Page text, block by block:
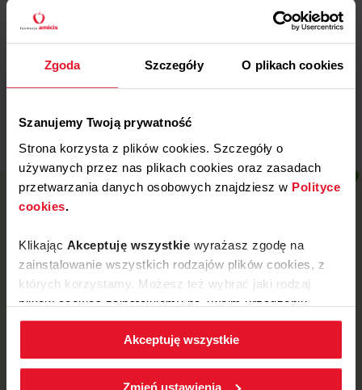
Zgoda Szczegóły O plikach cookies
Szanujemy Twoją prywatność
Strona korzysta z plików cookies. Szczegóły o
używanych przez nas plikach cookies oraz zasadach
przetwarzania danych osobowych znajdziesz w Polityce
cookies.
Klikając Akceptuję wszystkie wyrażasz zgodę na
zainstalowanie wszystkich rodzajów plików cookies, z
których korzystamy. Możesz też wybrać jaki rodzaj
plików cookies zainstalujemy na Twoim urządzeniu,
klikającZmień ustawienia.
W każdej chwili możesz zmienić wybrane przez Ciebie
ustawienia plików cookies wchodząc w zakładkę
Akceptuję wszystkie
Zmień ustawienia
30 WRZEŚNIA, 2025
Miejski Klub Sportowy „Stal” z
Wronek
ul. Mickiewicza 52, 64-510 Wronki